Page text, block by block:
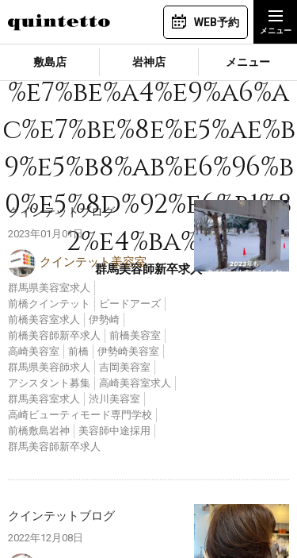
WEB予約
敷島店 岩神店 メニュー
%e7%be%a4%e9%a6%a
c%e7%be%8e%e5%ae%b
9%e5%b8%ab%e6%96%b
0%e5%8d%92%e6%b1%8
2%e4%ba%ba
群馬美容師新卒求人
クインテットブログ
2023年01月01日
クインテット美容室
群馬県美容室求人
前橋クインテット
ビードアーズ
前橋美容室求人
伊勢崎
前橋美容師新卒求人
前橋美容室
高崎美容室
前橋
伊勢崎美容室
群馬県美容師求人
吉岡美容室
アシスタント募集
高崎美容室求人
群馬美容室求人
渋川美容室
高崎ビューティモード専門学校
前橋敷島岩神
美容師中途採用
群馬美容師新卒求人
クインテットブログ
2022年12月08日